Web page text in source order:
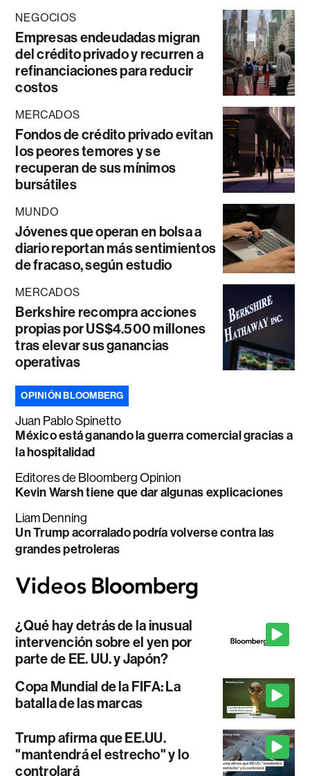
NEGOCIOS
Empresas endeudadas migran
del crédito privado y recurren a
refinanciaciones para reducir
costos
MERCADOS
Fondos de crédito privado evitan
los peores temores y se
recuperan de sus mínimos
bursátiles
MUNDO
Jóvenes que operan en bolsa a
diario reportan más sentimientos
de fracaso, según estudio
MERCADOS
Berkshire recompra acciones
propias por US$4.500 millones
tras elevar sus ganancias
operativas
OPINIÓN BLOOMBERG
Juan Pablo Spinetto
México está ganando la guerra comercial gracias a
la hospitalidad
Editores de Bloomberg Opinion
Kevin Warsh tiene que dar algunas explicaciones
Liam Denning
Un Trump acorralado podría volverse contra las
grandes petroleras
¿Qué hay detrás de la inusual
intervención sobre el yen por
parte de EE. UU. y Japón?
Copa Mundial de la FIFA: La
batalla de las marcas
Trump afirma que EE.UU.
"mantendrá el estrecho" y lo
controlará